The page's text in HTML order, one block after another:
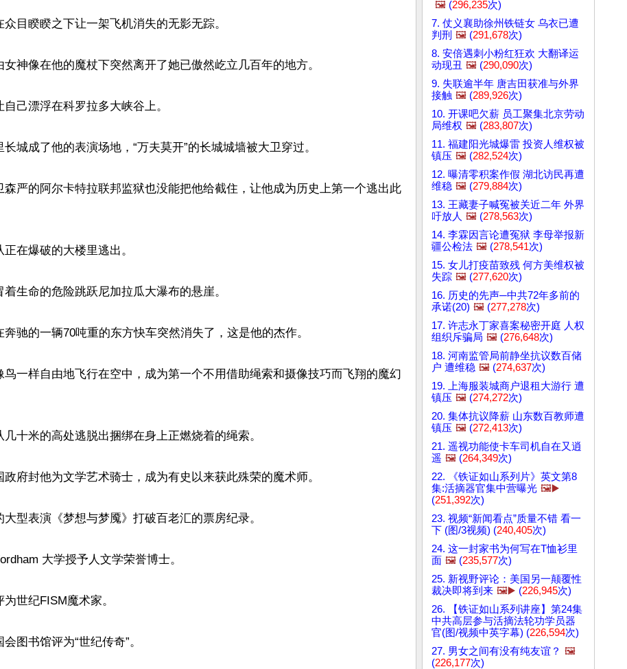
众目睽睽之下让一架飞机消失的无影无踪。
女神像在他的魔杖下突然离开了她已傲然屹立几百年的地方。
自己漂浮在科罗拉多大峡谷上。
长城成了他的表演场地，“万夫莫开”的长城城墙被大卫穿过。
森严的阿尔卡特拉联邦监狱也没能把他给截住，让他成为历史上第一个逃出此
正在爆破的大楼里逃出。
着生命的危险跳跃尼加拉瓜大瀑布的悬崖。
奔驰的一辆70吨重的东方快车突然消失了，这是他的杰作。
鸟一样自由地飞行在空中，成为第一个不用借助绳索和摄像技巧而飞翔的魔幻
几十米的高处逃脱出捆绑在身上正燃烧着的绳索。
政府封他为文学艺术骑士，成为有史以来获此殊荣的魔术师。
大型表演《梦想与梦魇》打破百老汇的票房纪录。
大学授予人文学荣誉博士。
世纪FISM魔术家。
图书馆评为“世纪传奇”。
🖼️ (296,235次)
7. 仗义襄助徐州铁链女 乌衣已遭
判刑 🖼️ (291,678次)
8. 安倍遇刺小粉红狂欢 大翻译运
动现丑 🖼️ (290,090次)
9. 失联逾半年 唐吉田获准与外界
接触 🖼️ (289,926次)
10. 开课吧欠薪 员工聚集北京劳动
局维权 🖼️ (283,807次)
11. 福建阳光城爆雷 投资人维权被
镇压 🖼️ (282,524次)
12. 曝清零积案作假 湖北访民再遭
维稳 🖼️ (279,884次)
13. 王藏妻子喊冤被关近二年 外界
吁放人 🖼️ (278,563次)
14. 李霖因言论遭冤狱 李母举报新
疆公检法 🖼️ (278,541次)
15. 女儿打疫苗致残 何方美维权被
失踪 🖼️ (277,620次)
16. 历史的先声─中共72年多前的
承诺(20) 🖼️ (277,278次)
17. 许志永丁家喜案秘密开庭 人权
组织斥骗局 🖼️ (276,648次)
18. 河南监管局前静坐抗议数百储
户 遭维稳 🖼️ (274,637次)
19. 上海服装城商户退租大游行 遭
镇压 🖼️ (274,272次)
20. 集体抗议降薪 山东数百教师遭
镇压 🖼️ (272,413次)
21. 遥视功能使卡车司机自在又逍
遥 🖼️ (264,349次)
22. 《铁证如山系列片》英文第8
集:活摘器官集中营曝光 🖼️▶️
(251,392次)
23. 视频“新闻看点”质量不错 看一
下 (图/3视频) (240,405次)
24. 这一封家书为何写在T恤衫里
面 🖼️ (235,577次)
25. 新视野评论：美国另一颠覆性
裁决即将到来 🖼️▶️ (226,945次)
26. 【铁证如山系列讲座】第24集
中共高层参与活摘法轮功学员器
官(图/视频中英字幕) (226,594次)
27. 男女之间有没有纯友谊？ 🖼️
(226,177次)